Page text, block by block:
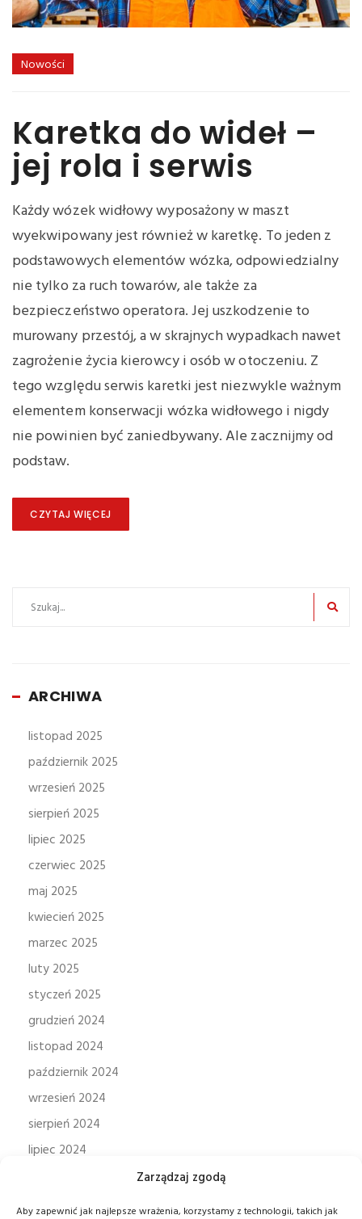
Zarządzaj zgodą
Aby zapewnić jak najlepsze wrażenia, korzystamy z technologii, takich jak
Nowości
Karetka do wideł –
jej rola i serwis
Każdy wózek widłowy wyposażony w maszt
wyekwipowany jest również w karetkę. To jeden z
podstawowych elementów wózka, odpowiedzialny
nie tylko za ruch towarów, ale także za
bezpieczeństwo operatora. Jej uszkodzenie to
murowany przestój, a w skrajnych wypadkach nawet
zagrożenie życia kierowcy i osób w otoczeniu. Z
tego względu serwis karetki jest niezwykle ważnym
elementem konserwacji wózka widłowego i nigdy
nie powinien być zaniedbywany. Ale zacznijmy od
podstaw.
CZYTAJ WIĘCEJ
ARCHIWA
listopad 2025
październik 2025
wrzesień 2025
sierpień 2025
lipiec 2025
czerwiec 2025
maj 2025
kwiecień 2025
marzec 2025
luty 2025
styczeń 2025
grudzień 2024
listopad 2024
październik 2024
wrzesień 2024
sierpień 2024
lipiec 2024